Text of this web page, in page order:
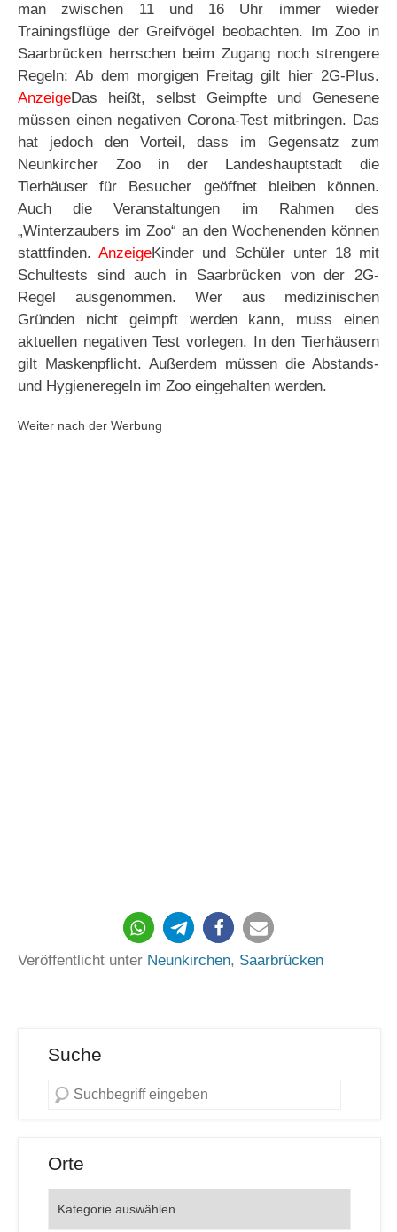
man zwischen 11 und 16 Uhr immer wieder
Trainingsflüge der Greifvögel beobachten. Im Zoo in
Saarbrücken herrschen beim Zugang noch strengere
Regeln: Ab dem morgigen Freitag gilt hier 2G-Plus.
AnzeigeDas heißt, selbst Geimpfte und Genesene
müssen einen negativen Corona-Test mitbringen. Das
hat jedoch den Vorteil, dass im Gegensatz zum
Neunkircher Zoo in der Landeshauptstadt die
Tierhäuser für Besucher geöffnet bleiben können.
Auch die Veranstaltungen im Rahmen des
„Winterzaubers im Zoo“ an den Wochenenden können
stattfinden.AnzeigeKinder und Schüler unter 18 mit
Schultests sind auch in Saarbrücken von der 2G-
Regel ausgenommen. Wer aus medizinischen
Gründen nicht geimpft werden kann, muss einen
aktuellen negativen Test vorlegen. In den Tierhäusern
gilt Maskenpflicht. Außerdem müssen die Abstands-
und Hygieneregeln im Zoo eingehalten werden.
Weiter nach der Werbung
184
Veröffentlicht unter Neunkirchen, Saarbrücken
Suche
Orte